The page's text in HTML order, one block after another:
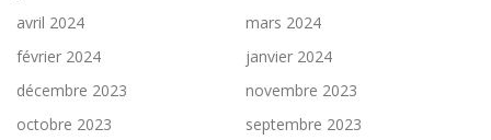
avril 2024
mars 2024
février 2024
janvier 2024
décembre 2023
novembre 2023
octobre 2023
septembre 2023